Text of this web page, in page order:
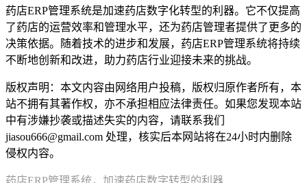
药店ERP管理系统是加速药店数字化转型的利器。它不仅提高
了药店的运营效率和管理水平，还为药店管理者提供了更多的
决策依据。随着技术的进步和发展，药店ERP管理系统将持续
不断地创新和改进，助力药店行业迎接未来的挑战。
版权声明：本文内容由网络用户投稿，版权归原作者所有，本
站不拥有其著作权，亦不承担相应法律责任。如果您发现本站
中有涉嫌抄袭或描述失实的内容，请联系我们
jiasou666@gmail.com 处理，核实后本网站将在24小时内删除
侵权内容。
药店ERP管理系统，加速药店数字转型的利器